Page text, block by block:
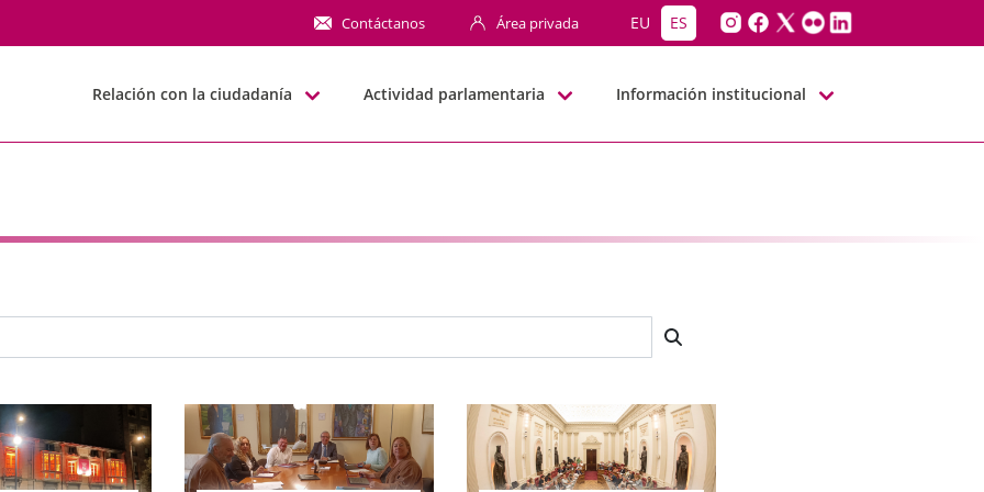
Contáctanos Área privada EU ES
Relación con la ciudadanía Actividad parlamentaria Información institucional
búsqueda